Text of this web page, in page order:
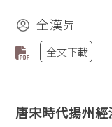
全漢昇
全文下載
唐宋時代揚州